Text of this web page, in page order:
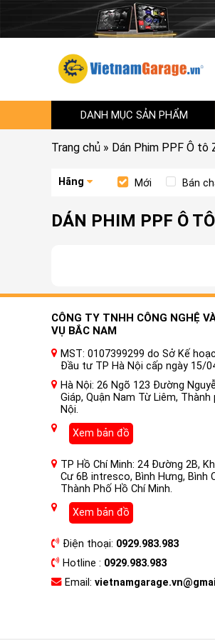
DANH MỤC SẢN PHẨM
Trang chủ » Dán Phim PPF Ô tô
Hãng Mới Bán
DÁN PHIM PPF Ô
CÔNG TY TNHH CÔNG NGHỆ
VỤ BẮC NAM
MST: 0107399299 do Sở Kế
Đầu tư TP Hà Nội cấp ngày 15/
Hà Nội: 26 Ngõ 123 Đường
Giáp, Quận Nam Từ Liêm, Thành
Nội.
Xem bản đồ
TP Hồ Chí Minh: 24 Đường 2B,
Cư 6B intresco, Bình Hưng, Bình
Thành Phố Hồ Chí Minh.
Xem bản đồ
Điện thoại: 0929.983.983
Hotline : 0929.983.983
Email: